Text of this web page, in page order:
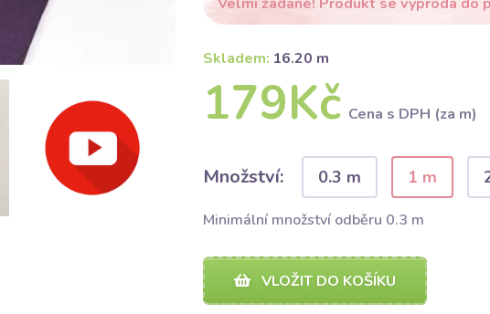
Skladem: 16.20 m
179Kč Cena s DPH (za m)
Množství: 0.3 m 1 m
Minimální množství odběru 0.3 m
VLOŽIT DO KOŠÍKU